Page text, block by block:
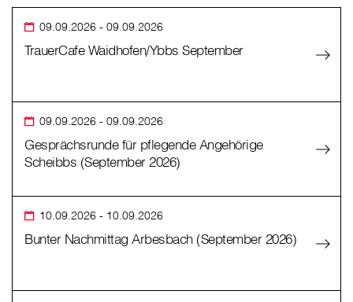
09.09.2026 - 09.09.2026
TrauerCafe Waidhofen/Ybbs September
09.09.2026 - 09.09.2026
Gesprächsrunde für pflegende Angehörige
Scheibbs (September 2026)
10.09.2026 - 10.09.2026
Bunter Nachmittag Arbesbach (September 2026)